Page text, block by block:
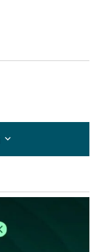
kirjautua